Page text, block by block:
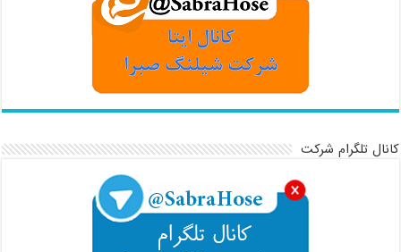
کانال تلگرام شرکت